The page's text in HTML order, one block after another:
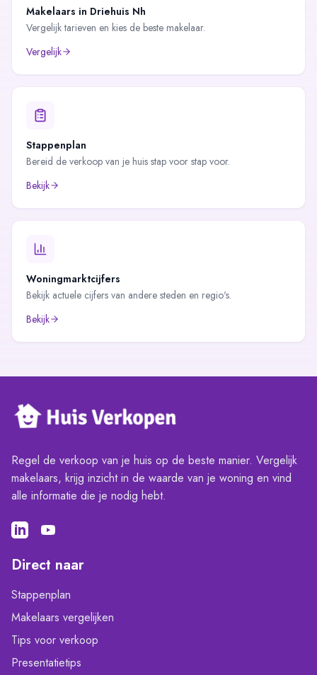
Makelaars in Driehuis Nh
Vergelijk tarieven en kies de beste makelaar.
Vergelijk
Stappenplan
Bereid de verkoop van je huis stap voor stap voor.
Bekijk
Woningmarktcijfers
Bekijk actuele cijfers van andere steden en regio's.
Bekijk
Regel de verkoop van je huis op de beste manier. Vergelijk
makelaars, krijg inzicht in de waarde van je woning en vind
alle informatie die je nodig hebt.
Direct naar
Stappenplan
Makelaars vergelijken
Tips voor verkoop
Presentatietips